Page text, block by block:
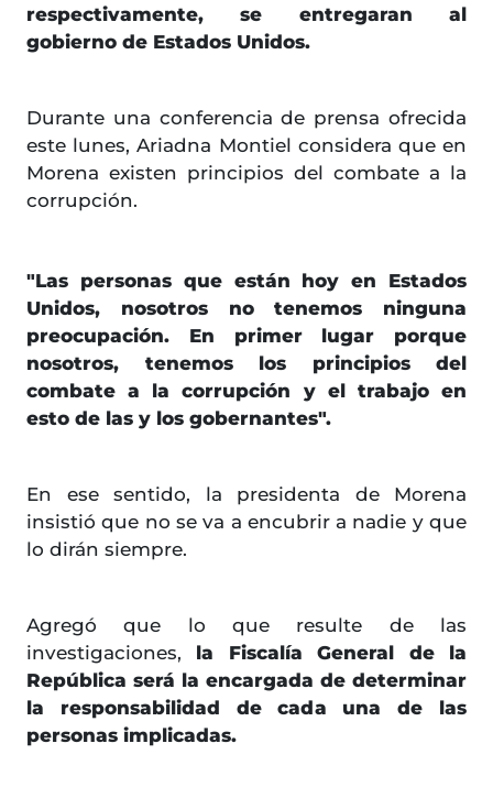
respectivamente, se entregaran al
gobierno de Estados Unidos.
Durante una conferencia de prensa ofrecida
este lunes, Ariadna Montiel considera que en
Morena existen principios del combate a la
corrupción.
"Las personas que están hoy en Estados
Unidos, nosotros no tenemos ninguna
preocupación. En primer lugar porque
nosotros, tenemos los principios del
combate a la corrupción y el trabajo en
esto de las y los gobernantes".
En ese sentido, la presidenta de Morena
insistió que no se va a encubrir a nadie y que
lo dirán siempre.
Agregó que lo que resulte de las
investigaciones, la Fiscalía General de la
República será la encargada de determinar
la responsabilidad de cada una de las
personas implicadas.